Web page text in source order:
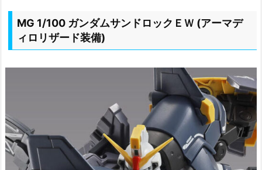
MG 1/100 ガンダムサンドロックＥＷ (アーマデ
ィロリザード装備)